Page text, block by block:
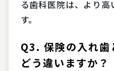
る歯科医院は、より
す。
Q3. 保険の入れ歯
どう違いますか？